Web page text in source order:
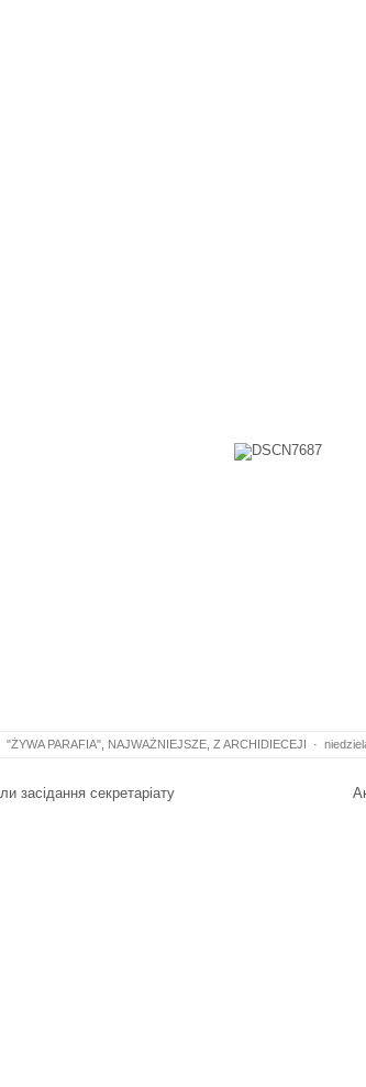
"ŻYWA PARAFIA" NAJWAŻNIEJSZE Z ARCHIDIECEJI ·
засідання секретаріату